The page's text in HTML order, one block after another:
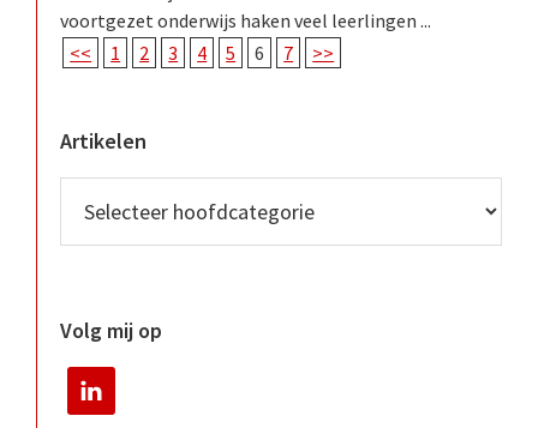
voortgezet onderwijs haken veel leerlingen ...
<<
1 2 3 4 5 6 7 >>
Artikelen
Volg mij op